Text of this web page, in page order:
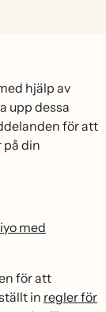
hjälp av
upp dessa
för att
på din
med
för att
in regler för